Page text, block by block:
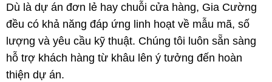
Dù là dự án đơn lẻ hay chuỗi cửa hàng, Gia Cường
đều có khả năng đáp ứng linh hoạt về mẫu mã, số
lượng và yêu cầu kỹ thuật. Chúng tôi luôn sẵn sàng
hỗ trợ khách hàng từ khâu lên ý tưởng đến hoàn
thiện dự án.